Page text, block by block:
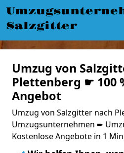
Salzgitter
Umzug von
Plettenberg ☛ 100
Angebot
Umzug von Salzgitter nach
Umzugsunternehmen ➨
Kostenlose Angebote in 1